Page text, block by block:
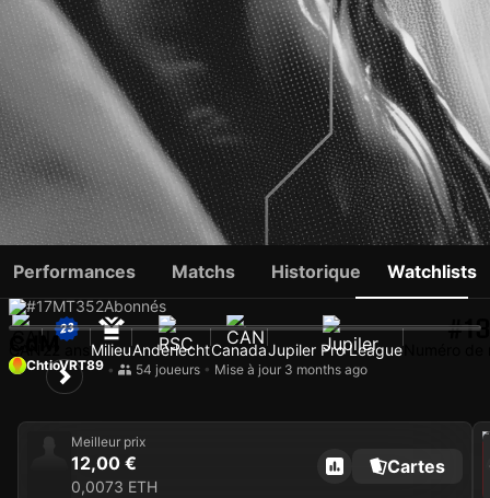
NATHAN SALIBA
#17MT352Abonnés
MilieuAnderlechtCanadaJupiler Pro League
#13
Performances Matchs Historique Watchlists
CdM
ChtioVRT89 • 54 joueurs • Mise à jour 3 months ago
Meilleur prix
12,00 €
0,0073 ETH
Cartes
2024